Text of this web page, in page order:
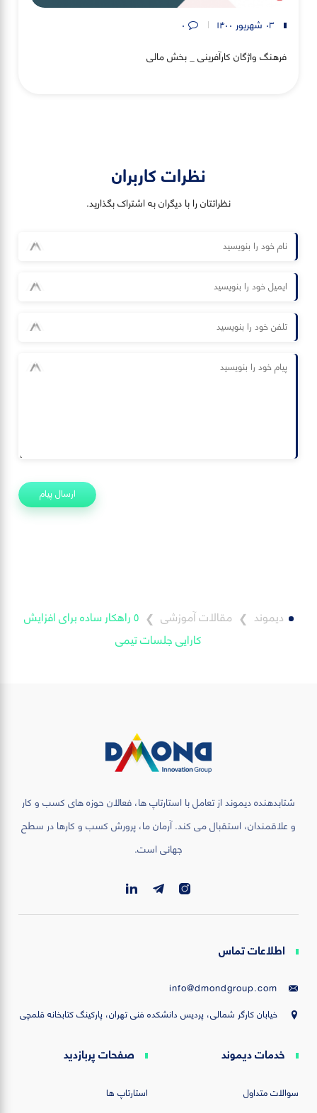
۰۳ شهریور ۱۴۰۰
فرهنگ واژگان کارآفرینی _ بخش مالی
نظرات کاربران
نظراتتان را با دیگران به اشتراک بگذارید.
ارسال پیام
دیموند ❯ مقالات آموزشی ❯
٥ راهکار ساده برای افزایش
کارایی جلسات تیمی
شتابدهنده دیموند از تعامل با استارتاپ ها، فعالان حوزه های کسب و کار
و علاقمندان، استقبال می کند. آرمان ما، پرورش کسب و کارها در سطح
جهانی است.
اطلاعات تماس
info@dmondgroup.com
خیابان کارگر شمالی، پردیس دانشکده فنی تهران، پارکینگ کتابخانه قلمچی
خدمات دیموند
سوالات متداول
صفحات پربازدید
استارتاپ ها